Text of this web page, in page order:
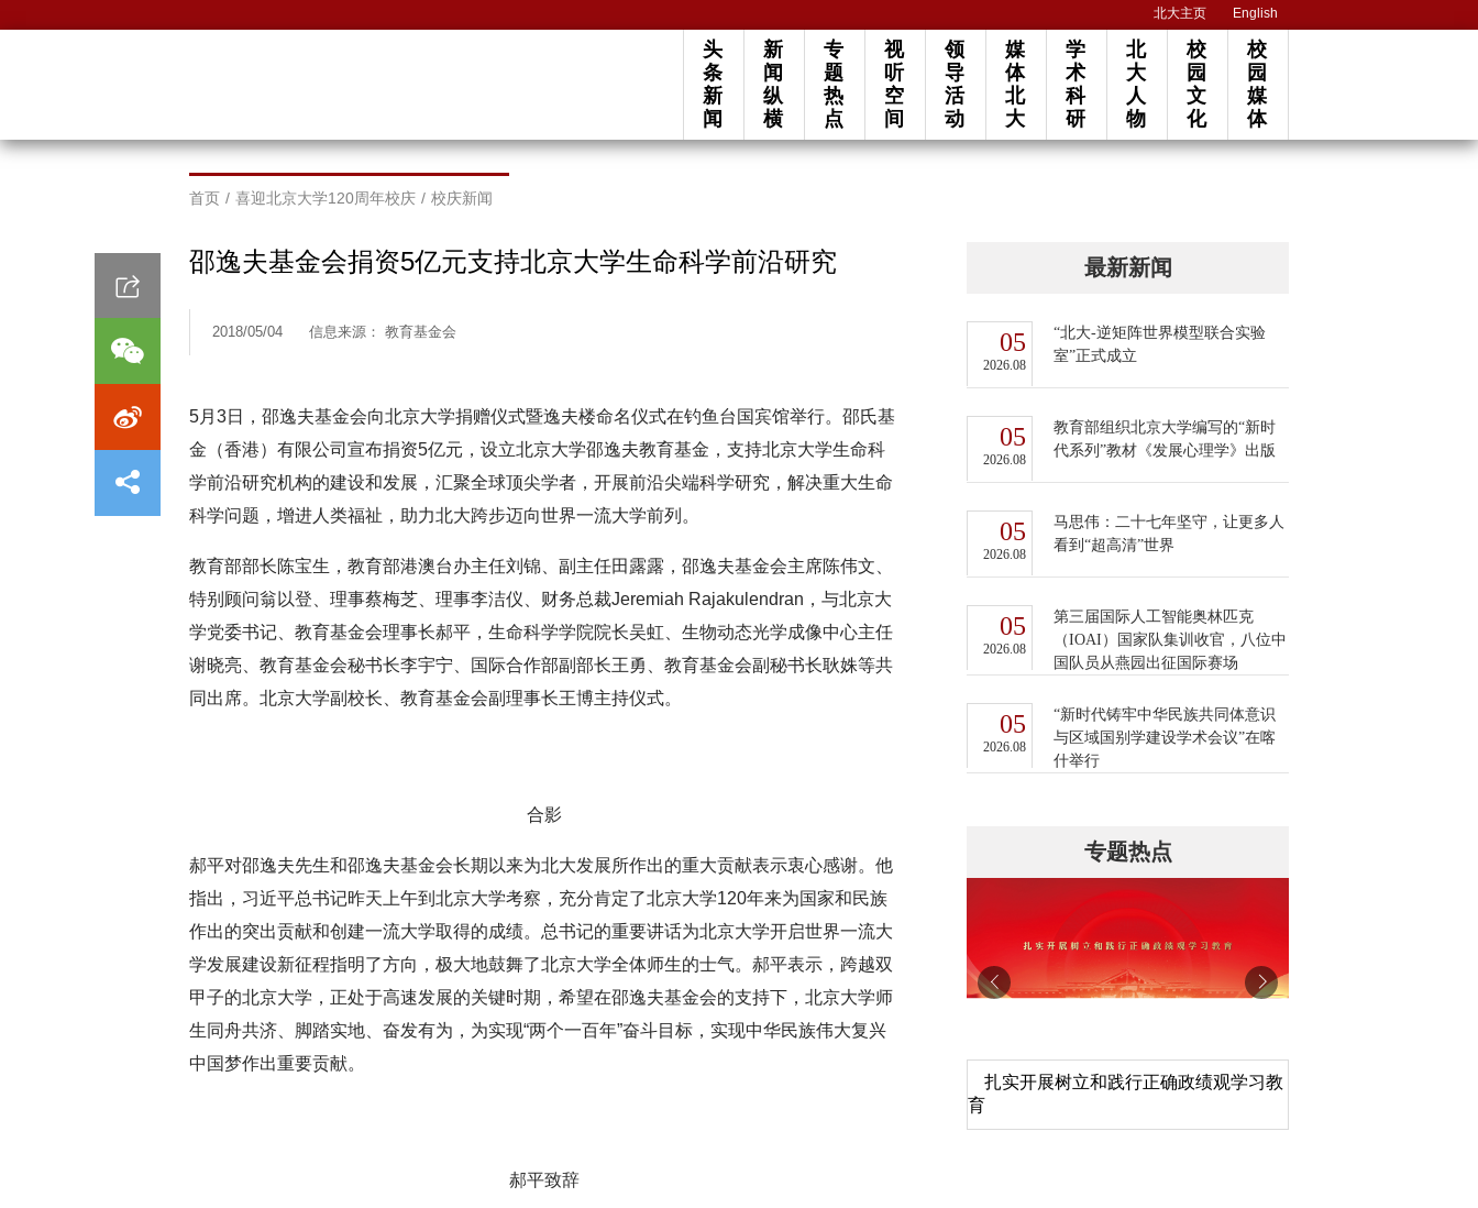
北大主页 English
头
条
新
闻
新
闻
纵
横
专
题
热
点
视
听
空
间
领
导
活
动
媒
体
北
大
学
术
科
研
北
大
人
物
校
园
文
化
校
园
媒
体
首页 / 喜迎北京大学120周年校庆 / 校庆新闻
邵逸夫基金会捐资5亿元支持北京大学生命科学前沿研究
2018/05/04 信息来源： 教育基金会
5月3日，邵逸夫基金会向北京大学捐赠仪式暨逸夫楼命名仪式在钓鱼台国宾馆举行。邵氏基
金（香港）有限公司宣布捐资5亿元，设立北京大学邵逸夫教育基金，支持北京大学生命科
学前沿研究机构的建设和发展，汇聚全球顶尖学者，开展前沿尖端科学研究，解决重大生命
科学问题，增进人类福祉，助力北大跨步迈向世界一流大学前列。
教育部部长陈宝生，教育部港澳台办主任刘锦、副主任田露露，邵逸夫基金会主席陈伟文、
特别顾问翁以登、理事蔡梅芝、理事李洁仪、财务总裁Jeremiah Rajakulendran，与北京大
学党委书记、教育基金会理事长郝平，生命科学学院院长吴虹、生物动态光学成像中心主任
谢晓亮、教育基金会秘书长李宇宁、国际合作部副部长王勇、教育基金会副秘书长耿姝等共
同出席。北京大学副校长、教育基金会副理事长王博主持仪式。
合影
郝平对邵逸夫先生和邵逸夫基金会长期以来为北大发展所作出的重大贡献表示衷心感谢。他
指出，习近平总书记昨天上午到北京大学考察，充分肯定了北京大学120年来为国家和民族
作出的突出贡献和创建一流大学取得的成绩。总书记的重要讲话为北京大学开启世界一流大
学发展建设新征程指明了方向，极大地鼓舞了北京大学全体师生的士气。郝平表示，跨越双
甲子的北京大学，正处于高速发展的关键时期，希望在邵逸夫基金会的支持下，北京大学师
生同舟共济、脚踏实地、奋发有为，为实现“两个一百年”奋斗目标，实现中华民族伟大复兴
中国梦作出重要贡献。
郝平致辞
最新新闻
05
2026.08
“北大-逆矩阵世界模型联合实验
室”正式成立
05
2026.08
教育部组织北京大学编写的“新时
代系列”教材《发展心理学》出版
05
2026.08
马思伟：二十七年坚守，让更多人
看到“超高清”世界
05
2026.08
第三届国际人工智能奥林匹克
（IOAI）国家队集训收官，八位中
国队员从燕园出征国际赛场
05
2026.08
“新时代铸牢中华民族共同体意识
与区域国别学建设学术会议”在喀
什举行
专题热点
扎实开展树立和践行正确政绩观学习教
育